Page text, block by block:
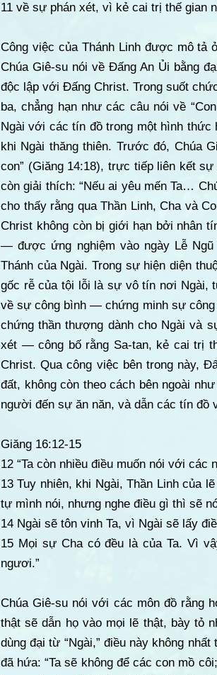
11 về sự phán xét, vì kẻ cai trị thế gian
Công việc của Thánh Linh được mô
Chúa Giê-su nói về Đấng An Ủi bằng
độc lập với Đấng Christ. Trong suốt
ba, chẳng hạn như các câu nói về
Ngài với các tín đồ trong một hình
khi Ngài thăng thiên. Trước đó, Chúa
con” (Giăng 14:18), trực tiếp liên kết
còn giải thích: “Nếu ai yêu mến Ta…
cho thấy rằng qua Thần Linh, Cha và
Christ không còn bị giới hạn bởi nhân
— được ứng nghiệm vào ngày Lễ
Thánh của Ngài. Trong sự hiện diện
gốc rễ của tội lỗi là sự vô tín nơi Ngài,
về sự công bình — chứng minh sự công
chứng thần thượng dành cho Ngài và
xét — công bố rằng Sa-tan, kẻ cai trị
Christ. Qua công việc bên trong này,
đất, không còn theo cách bên ngoài
người đến sự ăn năn, và dẫn các tín đồ
Giăng 16:12-15
12 “Ta còn nhiều điều muốn nói với
13 Tuy nhiên, khi Ngài, Thần Linh của
tự mình nói, nhưng nghe điều gì thì sẽ
14 Ngài sẽ tôn vinh Ta, vì Ngài sẽ lấy
15 Mọi sự Cha có đều là của Ta. Vì
ngươi.”
Chúa Giê-su nói với các môn đồ rằng
thật sẽ dẫn họ vào mọi lẽ thật, bày tỏ
dùng đại từ “Ngài,” điều này không
đã hứa: “Ta sẽ không để các con mồ